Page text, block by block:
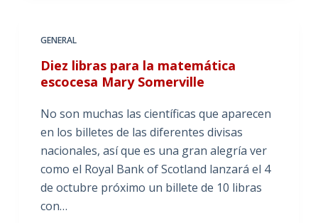
GENERAL
Diez libras para la matemática
escocesa Mary Somerville
No son muchas las científicas que aparecen
en los billetes de las diferentes divisas
nacionales, así que es una gran alegría ver
como el Royal Bank of Scotland lanzará el 4
de octubre próximo un billete de 10 libras
con…